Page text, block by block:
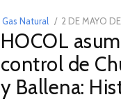
Gas Natural
POSTED
ON
2 DE MAYO
HOCOL
control de
y Ballena: